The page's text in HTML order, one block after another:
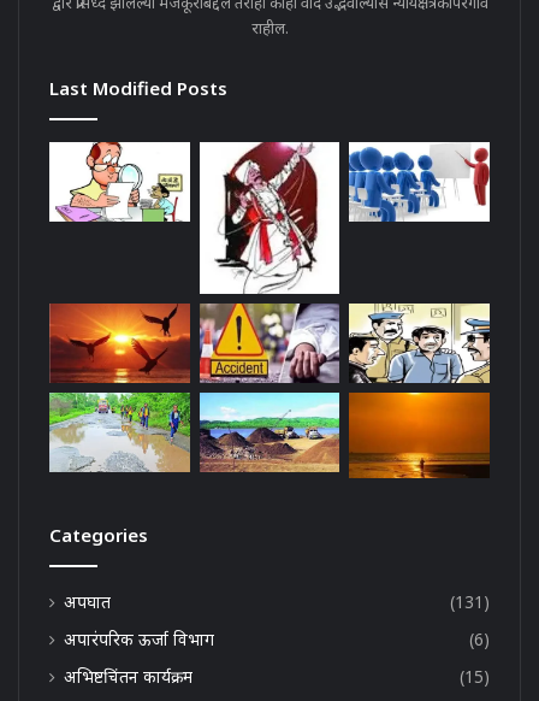
राहील.
Last Modified Posts
Categories
अपघात
(131)
अपारंपरिक ऊर्जा विभाग
(6)
अभिष्टचिंतन कार्यक्रम
(15)